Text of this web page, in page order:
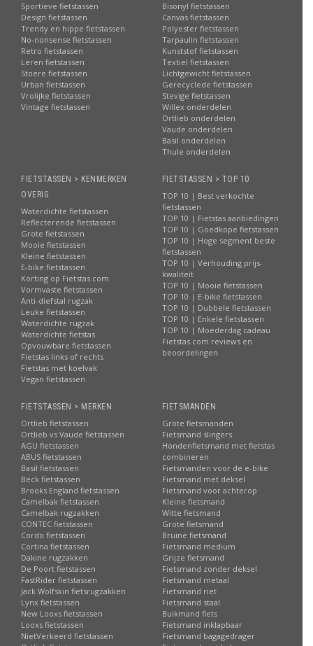
Sportieve fietstassen
Design fietstassen
Trendy en hippe fietstassen
No-nonsense fietstassen
Retro fietstassen
Leren fietstassen
Stoere fietstassen
Urban fietstassen
Vrolijke fietstassen
Vintage fietstassen
Bisonyl fietstassen
Canvas fietstassen
Polyester fietstassen
Tarpaulin fietstassen
Kunststof fietstassen
Textiel fietstassen
Lichtgewicht fietstassen
Gerecyclede fietstassen
Stevige fietstassen
Willex onderdelen
Ortlieb onderdelen
Vaude onderdelen
Basil onderdelen
Thule onderdelen
FIETSTASSEN > KENMERKEN
OVERIG
Waterdichte fietstassen
Reflecterende fietstassen
Grote fietstassen
Mooie fietstassen
Kleine fietstassen
E-bike fietstassen
Korting op Fietstas.com
Vormvaste fietstassen
Anti-diefstal rugzak
Leuke fietstassen
Waterdichte rugzak
Waterdichte fietstas
Opvouwbare fietstassen
Fietstas links of rechts
Fietstas met koelvak
Vegan fietstassen
FIETSTASSEN > TOP 10
TOP 10 | Best verkochte
fietstassen
TOP 10 | Fietstas aanbiedingen
TOP 10 | Goedkope fietstassen
TOP 10 | Hoge segment beste
fietstassen
TOP 10 | Verhouding prijs-
kwaliteit
TOP 10 | Mooie fietstassen
TOP 10 | E-bike fietstassen
TOP 10 | Dubbele fietstassen
TOP 10 | Enkele fietstassen
TOP 10 | Moederdag cadeau
Fietstas.com reviews en
beoordelingen
FIETSTASSEN > MERKEN
Ortlieb fietstassen
Ortlieb vs Vaude fietstassen
AGU fietstassen
ABUS fietstassen
Basil fietstassen
Beck fietstassen
Brooks England fietstassen
Camelbak fietstassen
Camelbak rugzakken
CONTEC fietstassen
Cordo fietstassen
Cortina fietstassen
Dakine rugzakken
De Poort fietstassen
FastRider fietstassen
Jack Wolfskin fietsrugzakken
Lynx fietstassen
New Looxs fietstassen
Looxs fietstassen
NietVerkeerd fietstassen
FIETSMANDEN
Grote fietsmanden
Fietsmand slingers
Hondenfietsmand met fietstas
combineren
Fietsmanden voor de e-bike
Fietsmand met deksel
Fietsmand voor achterop
Kleine fietsmand
Witte fietsmand
Grote fietsmand
Bruine fietsmand
Fietsmand medium
Grijze fietsmand
Fietsmand zonder deksel
Fietsmand metaal
Fietsmand riet
Fietsmand staal
Buikmand fiets
Fietsmand inklapbaar
Fietsmand bagagedrager